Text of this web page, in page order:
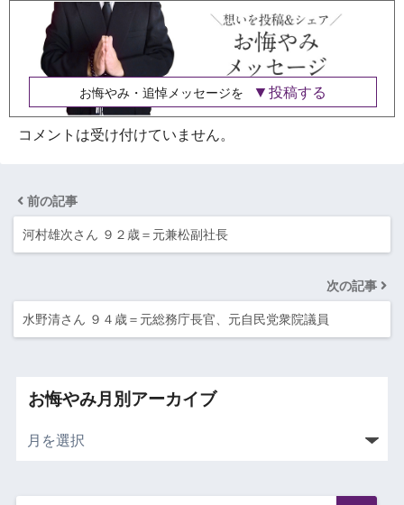
お悔やみ・追悼メッセージを 投稿する
コメントは受け付けていません。
前の記事
河村雄次さん ９２歳＝元兼松副社長
次の記事
水野清さん ９４歳＝元総務庁長官、元自民党衆院議員
お悔やみ月別アーカイブ